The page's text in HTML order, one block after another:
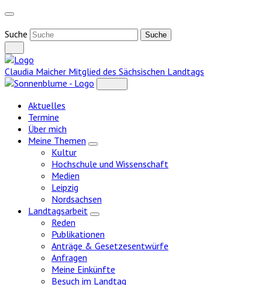
Weiter
Inhalt
Suche
Claudia Maicher Mitglied des Sächsischen Landtags
Aktuelles
Termine
Über mich
Meine Themen
Zeige
Kultur
Hochschule und Wissenschaft
Medien
Leipzig
Nordsachsen
Landtagsarbeit
Zeige
Reden
Publikationen
Anträge & Gesetzesentwürfe
Anfragen
Meine Einkünfte
Besuch im Landtag